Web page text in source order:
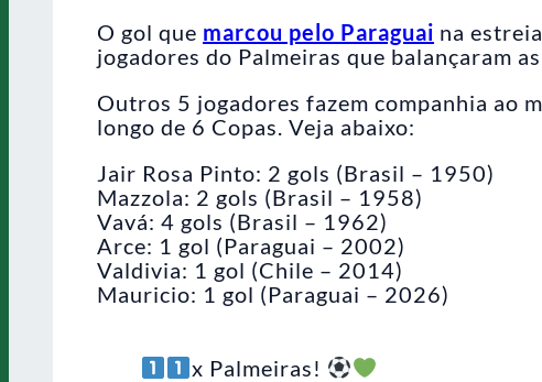
O gol que marcou pelo Paraguai na
jogadores do Palmeiras que balançaram
Outros 5 jogadores fazem companhia ao
longo de 6 Copas. Veja abaixo:
Jair Rosa Pinto: 2 gols (Brasil – 1950)
Mazzola: 2 gols (Brasil – 1958)
Vavá: 4 gols (Brasil – 1962)
Arce: 1 gol (Paraguai – 2002)
Valdivia: 1 gol (Chile – 2014)
Mauricio: 1 gol (Paraguai – 2026)
x Palmeiras!